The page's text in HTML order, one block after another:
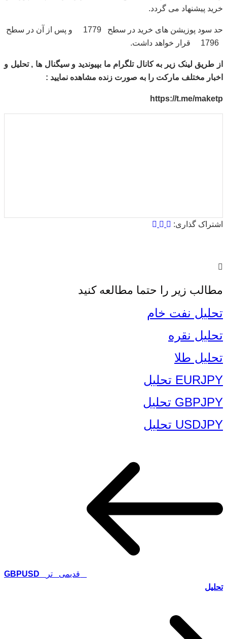
خرید پیشنهاد می گردد.
حد سود پوزیشن های خرید در سطح 1779 و پس از آن در سطح
از طریق لینک زیر به کانال تلگرام ما بپیوندید و سیگنال ها , تحلیل و
اخبار مختلف مارکت را به صورت زنده مشاهده نمایید :
https://t.me/maketp
اشتراک گذاری:
مطالب زیر را حتما مطالعه کنید
تحلیل نفت خام
تحلیل نقره
تحلیل طلا
EURJPY تحلیل
GBPJPY تحلیل
USDJPY تحلیل
قدیمی تر
GBPUSD
تحلیل